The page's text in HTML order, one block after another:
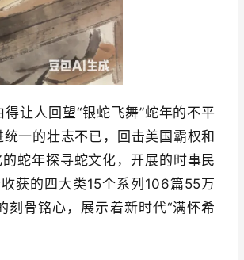
让人回望“银蛇飞舞”蛇年的不平
一的壮志不已，回击美国霸权和
蛇年探寻蛇文化，开展的时事民
获的四大类15个系列106篇55万
骨铭心，展示着新时代“满怀希